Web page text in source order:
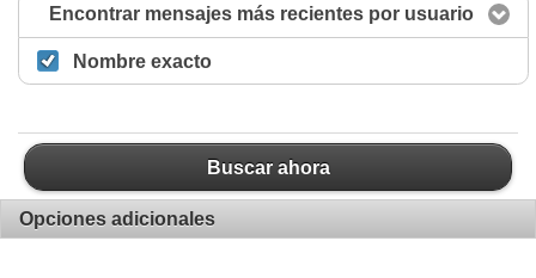
Encontrar mensajes más recientes por usuario
Nombre exacto
Buscar ahora
Opciones adicionales